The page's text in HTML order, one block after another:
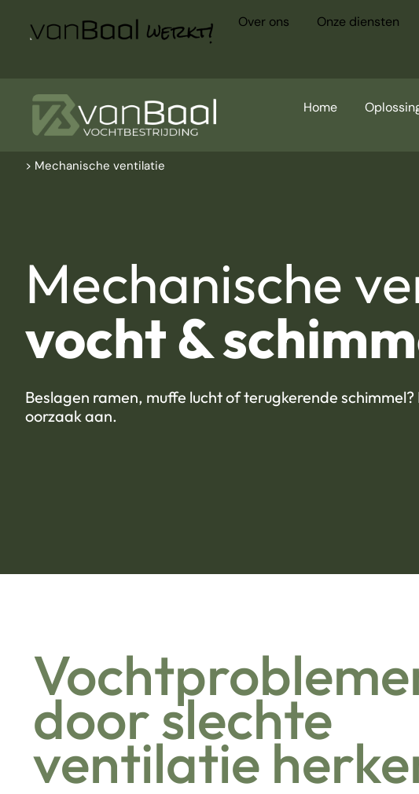
Over ons Onze diensten
> Mechanische ventilatie
Mechanische
vocht &
Beslagen ramen, muffe lucht of terugkerende
oorzaak aan.
door slechte
ventilatie
Home